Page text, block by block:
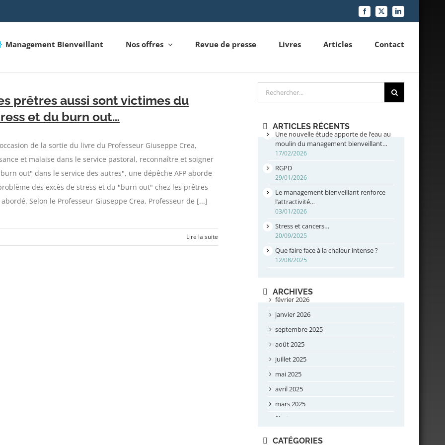
Facebook
X LinkedIn
Management Bienveillant Nos offres Revue de presse Livres Articles Contact
prêtres aussi sont victimes du
et du burn out…
de la sortie du livre du Professeur Giuseppe Crea,
et malaise dans le service pastoral, reconnaître et soigner
out" dans le service des autres", une dépêche AFP aborde
des excès de stress et du "burn out" chez les prêtres
Selon le Professeur Giuseppe Crea, Professeur de [...]
Lire la suite
Rechercher
ARTICLES RÉCENTS
Une nouvelle étude apporte de l’eau au
moulin du management bienveillant…
17/02/2026
RGPD
29/01/2026
Le management bienveillant renforce
l’attractivité…
03/01/2026
Stress et cancers…
20/09/2025
Que faire face à la chaleur intense ?
12/08/2025
ARCHIVES
février 2026
janvier 2026
septembre 2025
août 2025
juillet 2025
mai 2025
avril 2025
mars 2025
février 2025
CATÉGORIES